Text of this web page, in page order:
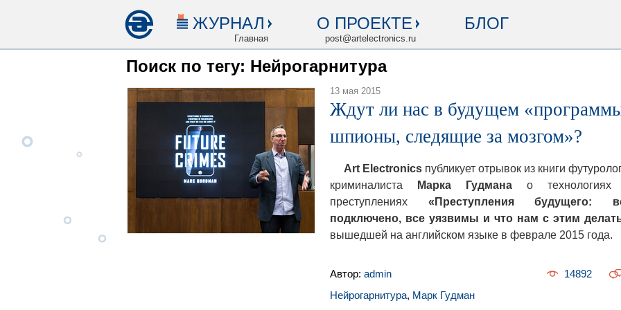
ЖУРНАЛ
Главная
О ПРОЕКТЕ
post@artelectronics.ru
БЛОГ
Поиск по тегу: Нейрогарнитура
13 мая 2015
Ждут ли нас в будущем
шпионы, следящие за мозгом»?
Art Electronics публикует отрывок из книги
криминалиста
Марка Гудмана о
преступлениях «Преступления будущего:
подключено, все уязвимы и что нам с этим
вышедшей на английском языке в феврале 2015 года.
Автор: admin
14892
Нейрогарнитура, Марк Гудман